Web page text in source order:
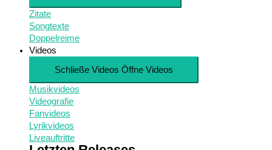
Zitate
Songtexte
Doppelreime
Videos
Schließe Videos Öffne Videos
Musikvideos
Videografie
Fanvideos
Lyrikvideos
Liveauftritte